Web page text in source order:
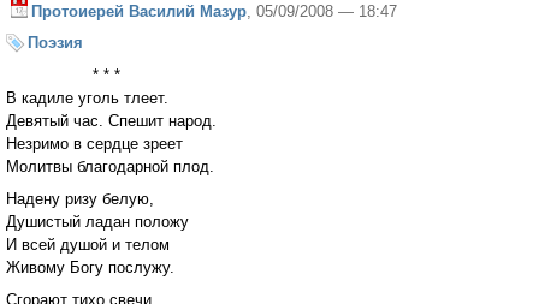
Протоиерей Василий Мазур , 05/09/2008 — 18:47
Поэзия
* * *
В кадиле уголь тлеет.
Девятый час. Спешит народ.
Незримо в сердце зреет
Молитвы благодарной плод.
Надену ризу белую,
Душистый ладан положу
И всей душой и телом
Живому Богу послужу.
Сгорают тихо свечи,